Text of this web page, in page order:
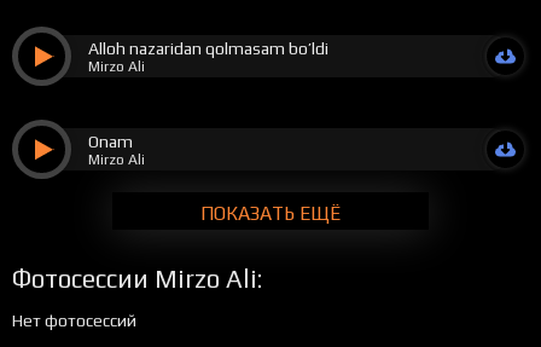
Alloh nazaridan qolmasam bo’ldi
Mirzo Ali
Onam
Mirzo Ali
ПОКАЗАТЬ ЕЩЁ
Фотосессии Mirzo Ali:
Нет фотосессий